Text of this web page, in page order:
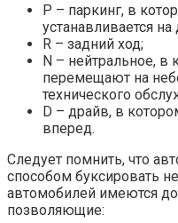
P – паркинг, в
устанавливается
R – задний ход;
N – нейтральное, в
перемещают на
технического
D – драйв, в
вперед.
Следует помнить, что
способом буксировать
автомобилей имеются
позволяющие: